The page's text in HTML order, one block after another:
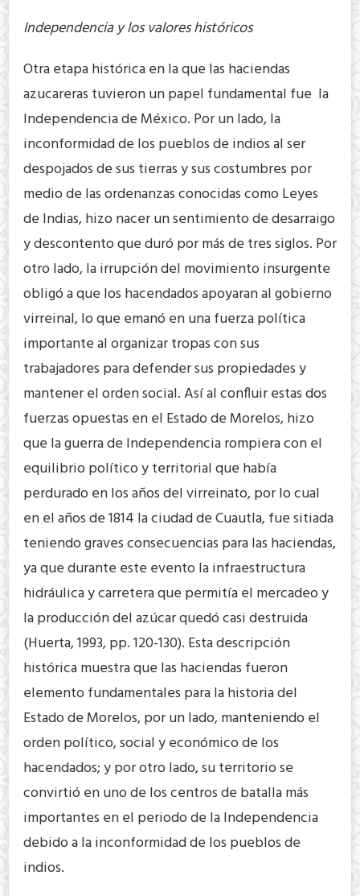
Independencia y los valores históricos
Otra etapa histórica en la que las haciendas
azucareras tuvieron un papel fundamental fue la
Independencia de México. Por un lado, la
inconformidad de los pueblos de indios al ser
despojados de sus tierras y sus costumbres por
medio de las ordenanzas conocidas como Leyes
de Indias, hizo nacer un sentimiento de desarraigo
y descontento que duró por más de tres siglos. Por
otro lado, la irrupción del movimiento insurgente
obligó a que los hacendados apoyaran al gobierno
virreinal, lo que emanó en una fuerza política
importante al organizar tropas con sus
trabajadores para defender sus propiedades y
mantener el orden social. Así al confluir estas dos
fuerzas opuestas en el Estado de Morelos, hizo
que la guerra de Independencia rompiera con el
equilibrio político y territorial que había
perdurado en los años del virreinato, por lo cual
en el años de 1814 la ciudad de Cuautla, fue sitiada
teniendo graves consecuencias para las haciendas,
ya que durante este evento la infraestructura
hidráulica y carretera que permitía el mercadeo y
la producción del azúcar quedó casi destruida
(Huerta, 1993, pp. 120-130). Esta descripción
histórica muestra que las haciendas fueron
elemento fundamentales para la historia del
Estado de Morelos, por un lado, manteniendo el
orden político, social y económico de los
hacendados; y por otro lado, su territorio se
convirtió en uno de los centros de batalla más
importantes en el periodo de la Independencia
debido a la inconformidad de los pueblos de
indios.